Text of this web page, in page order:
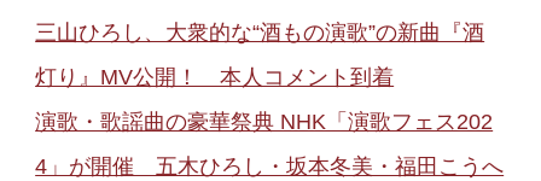
三山ひろし、大衆的な“酒もの演歌”の新曲『酒
灯り』MV公開！ 本人コメント到着
演歌・歌謡曲の豪華祭典 NHK「演歌フェス202
4」が開催 五木ひろし・坂本冬美・福田こうへ